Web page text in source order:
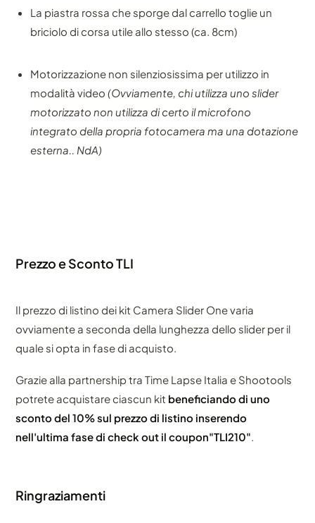
La piastra rossa che sporge dal carrello toglie un
briciolo di corsa utile allo stesso (ca. 8cm)
Motorizzazione non silenziosissima per utilizzo in
modalità video(Ovviamente, chi utilizza uno slider
motorizzato non utilizza di certo il microfono
integrato della propria fotocamera ma una dotazione
esterna.. NdA)
Prezzo e Sconto TLI
Il prezzo di listino dei kit Camera Slider One varia
ovviamente a seconda della lunghezza dello slider per il
quale si opta in fase di acquisto.
Grazie alla partnership tra Time Lapse Italia e Shootools
potrete acquistare ciascun kit beneficiando di uno
sconto del 10% sul prezzo di listino inserendo
nell'ultima fase di check out il coupon"TLI210".
Ringraziamenti